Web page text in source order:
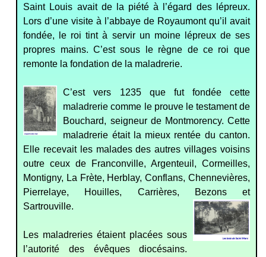
Saint Louis avait de la piété à l’égard des lépreux.
Lors d’une visite à l’abbaye de Royaumont qu’il avait
fondée, le roi tint à servir un moine lépreux de ses
propres mains. C’est sous le règne de ce roi que
remonte la fondation de la maladrerie.
C’est vers 1235 que fut fondée cette
maladrerie comme le prouve le testament de
Bouchard, seigneur de Montmorency. Cette
maladrerie était la mieux rentée du canton.
Elle recevait les malades des autres villages voisins
outre ceux de Franconville, Argenteuil, Cormeilles,
Montigny, La Frète, Herblay, Conflans, Chennevières,
Pierrelaye, Houilles, Carrières, Bezons et
Sartrouville.
Les maladreries étaient placées sous
l’autorité des évêques diocésains.